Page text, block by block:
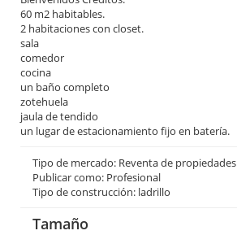
60 m2 habitables.
2 habitaciones con closet.
sala
comedor
cocina
un baño completo
zotehuela
jaula de tendido
un lugar de estacionamiento fijo en batería.
Tipo de mercado: Reventa de propiedades
Publicar como: Profesional
Tipo de construcción: ladrillo
Tamaño